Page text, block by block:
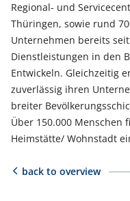
Regional- und
Thüringen, sowie rund
Unternehmen bereits
Dienstleistungen in den
Entwickeln. Gleichzeitig
zuverlässig ihren
breiter
Über 150.000 Menschen
Heimstätte/ Wohnstadt
back to overview